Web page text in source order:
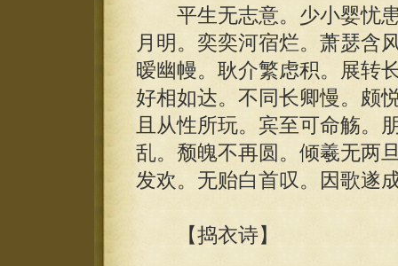
平生无志意。少小婴忧患
月明。奕奕河宿烂。萧瑟含
暧幽幔。耿介繁虑积。展转
好相如达。不同长卿慢。颇
且从性所玩。宾至可命觞。
乱。颓魄不再圆。倾羲无两
发欢。无贻白首叹。因歌遂
【捣衣诗】